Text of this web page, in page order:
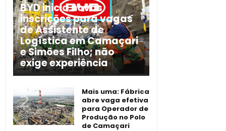
BYD inicia novas
inscrições para vagas
de Assistente de
Logística em Camaçari
e Simões Filho; não
exige experiência
Mais uma: Fábrica
abre vaga efetiva
para Operador de
Produção no Polo
de Camaçari